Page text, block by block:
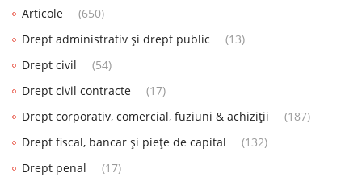
Articole
(650)
Drept administrativ și drept public
(13)
Drept civil
(54)
Drept civil contracte
(17)
Drept corporativ, comercial, fuziuni & achiziții
(187)
Drept fiscal, bancar și piețe de capital
(132)
Drept penal
(17)